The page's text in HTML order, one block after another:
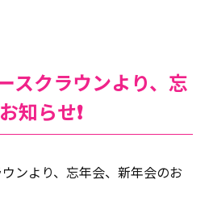
スクラウンより、忘
知らせ❗️
ンより、忘年会、新年会のお